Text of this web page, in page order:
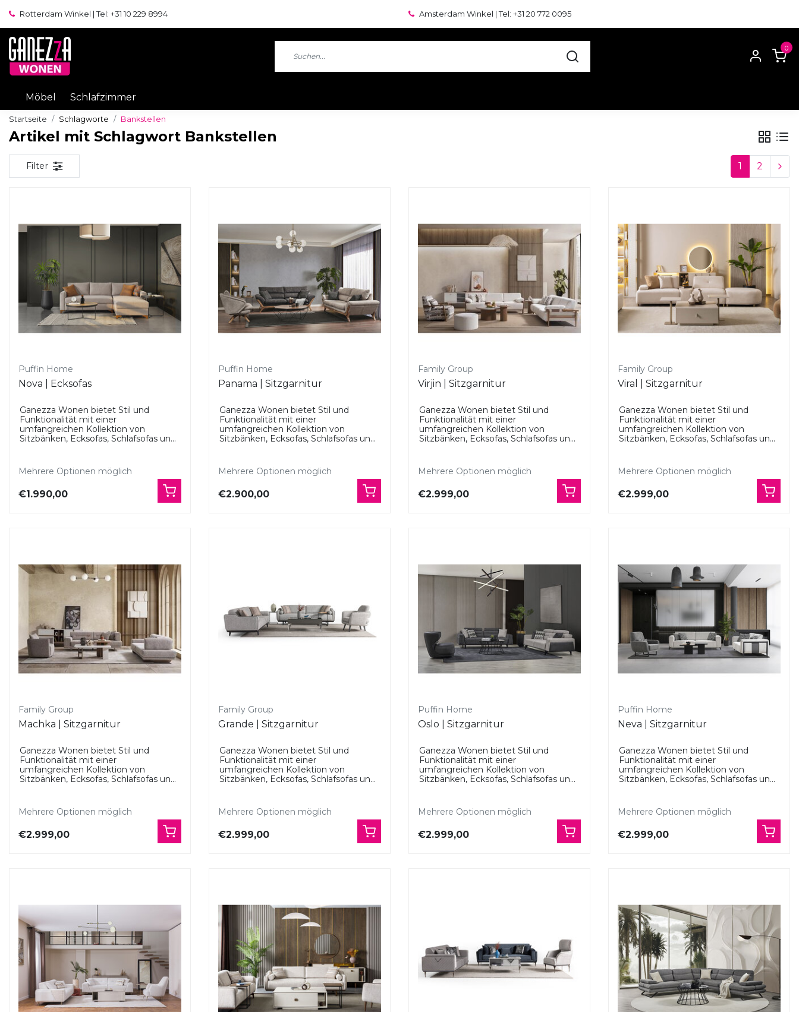
Rotterdam Winkel | Tel: +31 10 229 8994 Amsterdam Winkel | Tel: +31 20 772 0095
0
Möbel Schlafzimmer
Startseite Schlagworte Bankstellen
Artikel mit Schlagwort Bankstellen
Filter 1 2
Puffin Home
Nova | Ecksofas
Ganezza Wonen bietet Stil und
Funktionalität mit einer
umfangreichen Kollektion von
Sitzbänken, Ecksofas, Schlafsofas un...
Mehrere Optionen möglich
€1.990,00
Puffin Home
Panama | Sitzgarnitur
Ganezza Wonen bietet Stil und
Funktionalität mit einer
umfangreichen Kollektion von
Sitzbänken, Ecksofas, Schlafsofas un...
Mehrere Optionen möglich
€2.900,00
Family Group
Virjin | Sitzgarnitur
Ganezza Wonen bietet Stil und
Funktionalität mit einer
umfangreichen Kollektion von
Sitzbänken, Ecksofas, Schlafsofas un...
Mehrere Optionen möglich
€2.999,00
Family Group
Viral | Sitzgarnitur
Ganezza Wonen bietet Stil und
Funktionalität mit einer
umfangreichen Kollektion von
Sitzbänken, Ecksofas, Schlafsofas un...
Mehrere Optionen möglich
€2.999,00
Family Group
Machka | Sitzgarnitur
Ganezza Wonen bietet Stil und
Funktionalität mit einer
umfangreichen Kollektion von
Sitzbänken, Ecksofas, Schlafsofas un...
Mehrere Optionen möglich
€2.999,00
Family Group
Grande | Sitzgarnitur
Ganezza Wonen bietet Stil und
Funktionalität mit einer
umfangreichen Kollektion von
Sitzbänken, Ecksofas, Schlafsofas un...
Mehrere Optionen möglich
€2.999,00
Puffin Home
Oslo | Sitzgarnitur
Ganezza Wonen bietet Stil und
Funktionalität mit einer
umfangreichen Kollektion von
Sitzbänken, Ecksofas, Schlafsofas un...
Mehrere Optionen möglich
€2.999,00
Puffin Home
Neva | Sitzgarnitur
Ganezza Wonen bietet Stil und
Funktionalität mit einer
umfangreichen Kollektion von
Sitzbänken, Ecksofas, Schlafsofas un...
Mehrere Optionen möglich
€2.999,00